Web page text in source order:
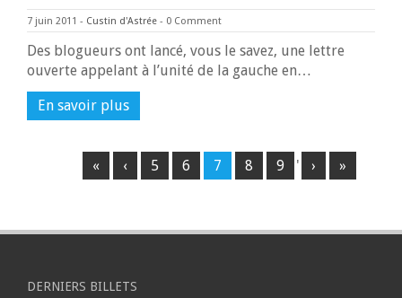
7 juin 2011 - Custin d'Astrée - 0 Comment
Des blogueurs ont lancé, vous le savez, une lettre
ouverte appelant à l’unité de la gauche en…
En savoir plus
« ‹ 5 6 7 8 9 ' › »
DERNIERS BILLETS